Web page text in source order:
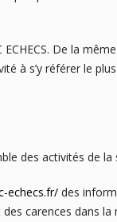
De la
à s’y référer le
des activités de la
echecs.fr/ des
carences dans la